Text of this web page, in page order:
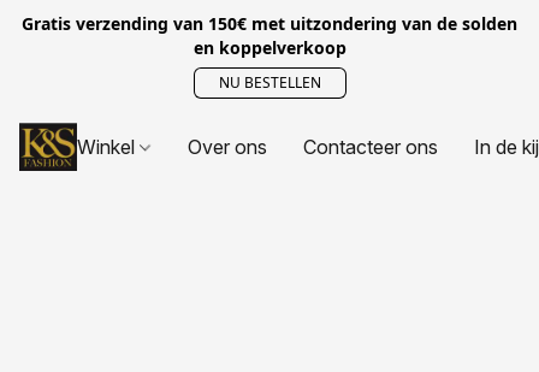
Gratis verzending van 150€ met uitzondering van de solden
en koppelverkoop
NU BESTELLEN
Winkel Over ons Contacteer ons In de